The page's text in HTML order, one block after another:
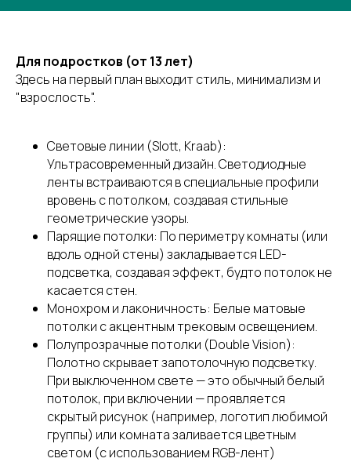
Для подростков (от 13 лет)
Здесь на первый план выходит стиль, минимализм и
"взрослость".
Световые линии (Slott, Kraab):
Ультрасовременный дизайн. Светодиодные
ленты встраиваются в специальные профили
вровень с потолком, создавая стильные
геометрические узоры.
Парящие потолки: По периметру комнаты (или
вдоль одной стены) закладывается LED-
подсветка, создавая эффект, будто потолок не
касается стен.
Монохром и лаконичность: Белые матовые
потолки с акцентным трековым освещением.
Полупрозрачные потолки (Double Vision):
Полотно скрывает запотолочную подсветку.
При выключенном свете — это обычный белый
потолок, при включении — проявляется
скрытый рисунок (например, логотип любимой
группы) или комната заливается цветным
светом (с использованием RGB-лент)
ИНН 230810624668,
ОГРНИП 324237500013020
Адрес:
Краснодар, Восточно-
кругликовская 76/1
+7 928 402-40-93
Городской номер
+7 861 290-03-02
Время работы:
Пн-вс: с 9:00 до 21:00
Без выходных
Все права защищены
Политика конфиденциальности
Согласие на обработку
персоналных данных
Карта сайта
Позвоните мне
msdcorp.ru/dileram